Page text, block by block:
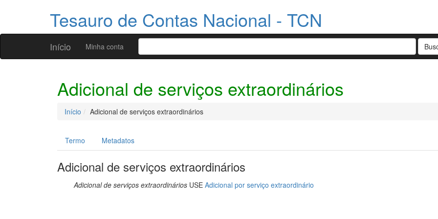
Tesauro de Contas Nacional - TCN
Início Minha conta
Adicional de serviços extraordinários
Início Adicional de serviços extraordinários
Termo Metadatos
Adicional de serviços extraordinários
Adicional de serviços extraordinários USEAdicional por serviço extraordinário